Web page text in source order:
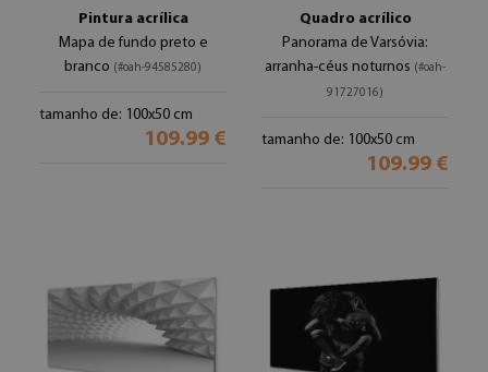
Pintura acrílica
Mapa de fundo preto e
branco (#oah-94585280)
tamanho de: 100x50 cm
109.99 €
Quadro acrílico
Panorama de Varsóvia:
arranha-céus noturnos (#oah-
91727016)
tamanho de: 100x50 cm
109.99 €